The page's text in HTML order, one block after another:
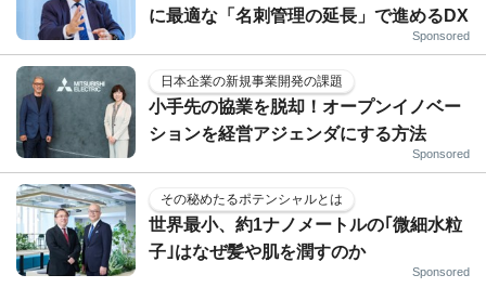
に最適な「名刺管理の延長」で進めるDX
Sponsored
日本企業の新規事業開発の課題
小手先の協業を脱却！オープンイノベー
ションを経営アジェンダにする方法
Sponsored
その秘めたるポテンシャルとは
世界最小、約1ナノメートルの｢微細水粒
子｣はなぜ髪や肌を潤すのか
Sponsored